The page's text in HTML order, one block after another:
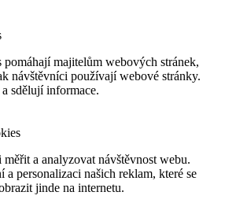
pomáhají majitelům webových stránek,
návštěvníci používají webové stránky.
sdělují informace.
a analyzovat návštěvnost webu.
a personalizaci našich reklam, které se
jinde na internetu.